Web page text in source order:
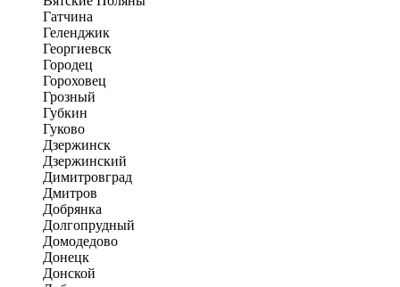
Гатчина
Геленджик
Георгиевск
Городец
Гороховец
Грозный
Губкин
Гуково
Дзержинск
Дзержинский
Димитровград
Дмитров
Добрянка
Долгопрудный
Домодедово
Донецк
Донской